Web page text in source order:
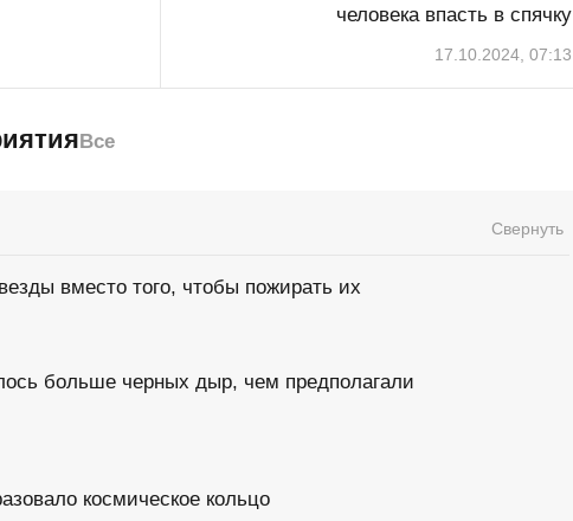
человека впасть в спячку
17.10.2024, 07:13
Все
Свернуть
вместо того, чтобы пожирать их
больше черных дыр, чем предполагали
космическое кольцо